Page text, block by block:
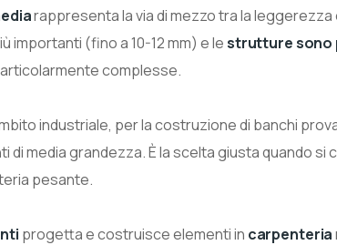
rappresenta la via di mezzo tra la
importanti (fino a 10-12 mm) e lestrutture sono
complesse.
industriale, per la costruzione di banchi
di media grandezza. È la scelta giusta quando
pesante.
progetta e costruisce elementi in carpenteria